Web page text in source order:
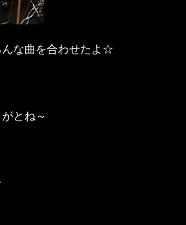
な曲を合わせたよ☆
とね～